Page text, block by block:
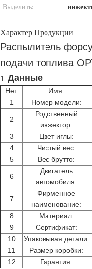
Выделить:
Характер Продукции
Распылитель
подачи топлива
1. Данные
Нет. Имя:
1
Номер модели:
2
Родственный
инжектор:
3
Цвет иглы:
4
Чистый вес:
5
Вес брутто:
6
Двигатель
автомобиля:
7
Фирменное
наименование:
8 Материал:
9
Сертификат:
10
Упаковывая детали:
11
Размер коробки:
12
Гарантия: